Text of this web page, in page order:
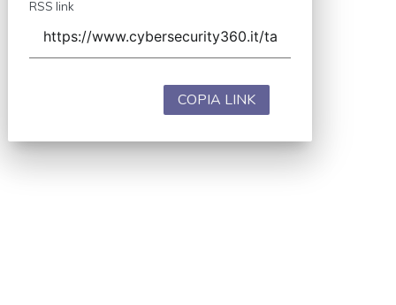
RSS link
COPIA LINK